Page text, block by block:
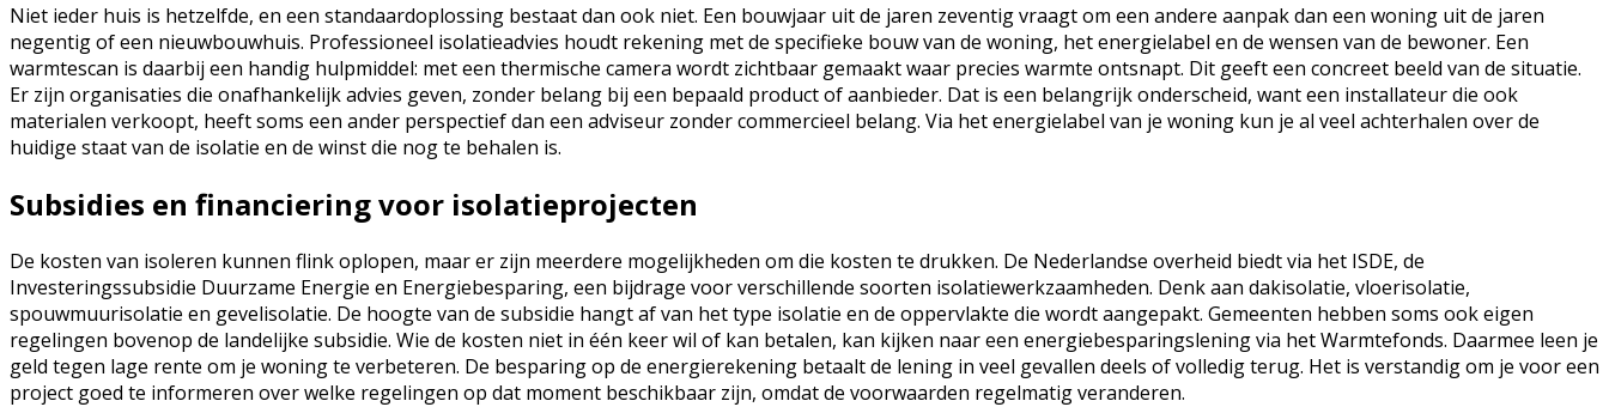
Niet ieder huis is hetzelfde, en een standaardoplossing bestaat dan ook niet. Een bouwjaar uit de jaren zeventig vraagt om een andere aanpak dan een woning uit de jaren
negentig of een nieuwbouwhuis. Professioneel isolatieadvies houdt rekening met de specifieke bouw van de woning, het energielabel en de wensen van de bewoner. Een
warmtescan is daarbij een handig hulpmiddel: met een thermische camera wordt zichtbaar gemaakt waar precies warmte ontsnapt. Dit geeft een concreet beeld van de situatie.
Er zijn organisaties die onafhankelijk advies geven, zonder belang bij een bepaald product of aanbieder. Dat is een belangrijk onderscheid, want een installateur die ook
materialen verkoopt, heeft soms een ander perspectief dan een adviseur zonder commercieel belang. Via het energielabel van je woning kun je al veel achterhalen over de
huidige staat van de isolatie en de winst die nog te behalen is.
Subsidies en financiering voor isolatieprojecten
De kosten van isoleren kunnen flink oplopen, maar er zijn meerdere mogelijkheden om die kosten te drukken. De Nederlandse overheid biedt via het ISDE, de
Investeringssubsidie Duurzame Energie en Energiebesparing, een bijdrage voor verschillende soorten isolatiewerkzaamheden. Denk aan dakisolatie, vloerisolatie,
spouwmuurisolatie en gevelisolatie. De hoogte van de subsidie hangt af van het type isolatie en de oppervlakte die wordt aangepakt. Gemeenten hebben soms ook eigen
regelingen bovenop de landelijke subsidie. Wie de kosten niet in één keer wil of kan betalen, kan kijken naar een energiebesparingslening via het Warmtefonds. Daarmee leen je
geld tegen lage rente om je woning te verbeteren. De besparing op de energierekening betaalt de lening in veel gevallen deels of volledig terug. Het is verstandig om je voor een
project goed te informeren over welke regelingen op dat moment beschikbaar zijn, omdat de voorwaarden regelmatig veranderen.